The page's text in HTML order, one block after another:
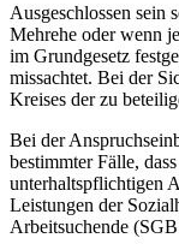
Ausgeschlossen sein
Mehrehe oder wenn
im Grundgesetz
missachtet. Bei der
Kreises der zu
Bei der
bestimmter Fälle,
unterhaltspflichtigen
Leistungen der
Arbeitsuchende